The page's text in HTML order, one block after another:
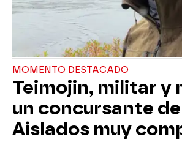
MOMENTO DESTACADO
Teimojin, militar y
un concursante de
Aislados muy